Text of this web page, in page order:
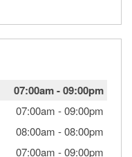
07:00am-09:00pm
07:00am -09:00pm
08:00am -08:00pm
07:00am -09:00pm